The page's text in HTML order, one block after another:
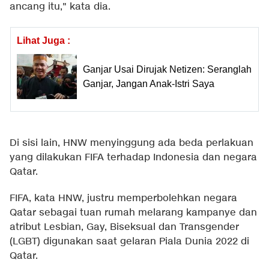
ancang itu," kata dia.
Lihat Juga :
Ganjar Usai Dirujak Netizen: Seranglah
Ganjar, Jangan Anak-Istri Saya
Di sisi lain, HNW menyinggung ada beda perlakuan
yang dilakukan FIFA terhadap Indonesia dan negara
Qatar.
FIFA, kata HNW, justru memperbolehkan negara
Qatar sebagai tuan rumah melarang kampanye dan
atribut Lesbian, Gay, Biseksual dan Transgender
(LGBT) digunakan saat gelaran Piala Dunia 2022 di
Qatar.